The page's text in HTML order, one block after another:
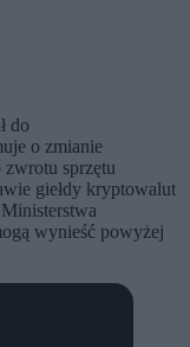
do
o zmianie
sprzętu
giełdy kryptowalut
wynieść powyżej